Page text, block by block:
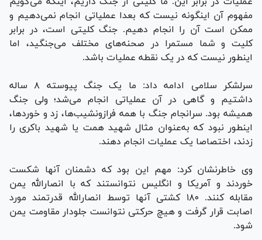
مفهوم آن اینگونه نیست که بعدا عملیاتی انجام نمی‌دهیم و
ممکن است آن را انجام دهیم. جنگ کلیتی است، در برابر
کلیت و شما مستمرا در صحنه‌های مختلف می‌جنگید، اما
اینطور نیست که در یک نقطه عملیات باشد.
سرلشکر سلامی ادامه داد: ما یک جنگ پیوسته ۸ ساله
داشتیم و گاهی در آن عملیاتی انجام می‌شد؛ ولی جنگ
همیشه بود. سرانجام جنگ با همه فرازونشیب‌ها، زد و خوردها،
اینطور نبود که به‌عنوان مثال شهید همت یا شهید باکری را
زدند، اختصاصا یک عملیات انجام دهند.
وی خاطرنشان کرد: مهم این بود که دشمنان آنها شکست
خوردند و آمریکا و انگلیس نتوانستند که با انصارالله یمن
مقابله کنند. ۱۸۰ کشتی آنها توسط انصارالله قدرتمند مورد
اصابت قرار گرفت و هیچ حرکتی نتوانست جلودار مقاومت یمن
شود.